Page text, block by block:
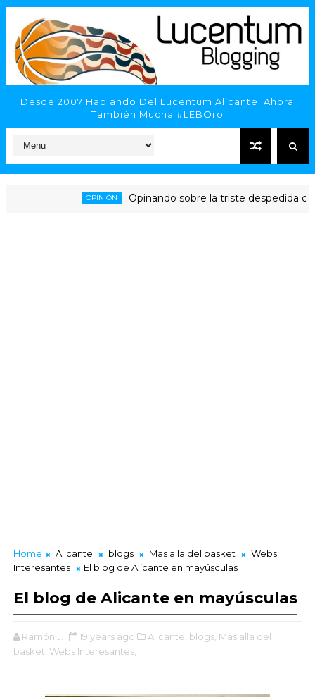
Desde 2007 Hablando Del Lucentum Alicante. Ahora
También Mucha #LEBOro
OPINIÓN Opinando sobre la triste despedida del
Home Alicante blogs Mas alla del basket
Webs
Interesantes
El blog de Alicante en mayúsculas
El blog de Alicante en mayúsculas
Ramón J. 19 years ago Alicante, blogs, Mas alla del
basket, Webs Interesantes,